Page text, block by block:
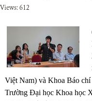
Views: 612
Việt Nam) và Khoa Báo
Trường Đại học Khoa học